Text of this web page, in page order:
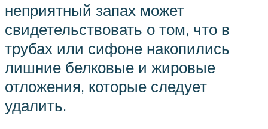
неприятный запах может
свидетельствовать о том, что в
трубах или сифоне накопились
лишние белковые и жировые
отложения, которые следует
удалить.